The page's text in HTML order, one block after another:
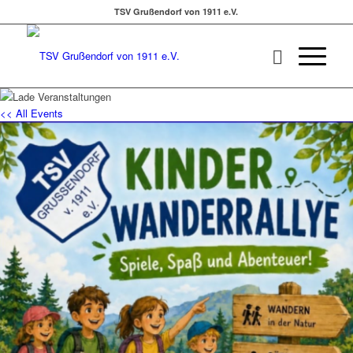
TSV Grußendorf von 1911 e.V.
<< All Events